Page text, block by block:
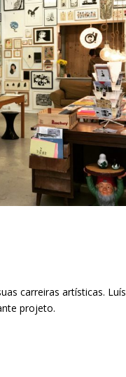
carreiras artísticas. Luís
projeto.